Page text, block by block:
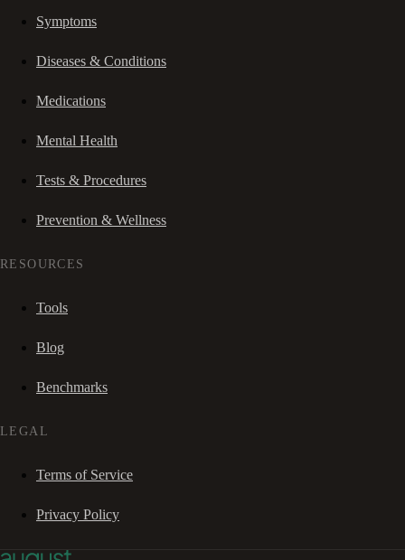
Symptoms
Diseases & Conditions
Medications
Mental Health
Tests & Procedures
Prevention & Wellness
RESOURCES
Tools
Blog
Benchmarks
LEGAL
Terms of Service
Privacy Policy